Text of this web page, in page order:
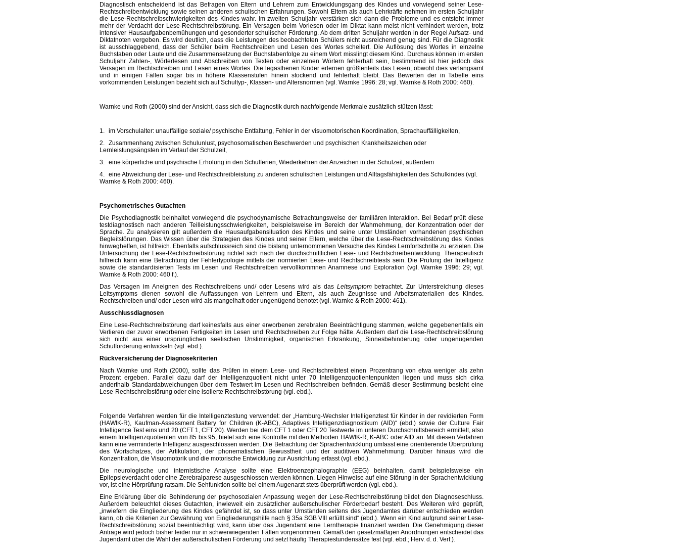
Diagnostisch entscheidend ist das Befragen von Eltern und Lehrern zum Entwicklungsgang des Kindes und vorwiegend seiner Lese-
Rechtschreibentwicklung sowie seinen anderen schulischen Erfahrungen. Sowohl Eltern als auch Lehrkräfte nehmen im ersten Schuljahr
die Lese-Rechtschreibschwierigkeiten des Kindes wahr. Im zweiten Schuljahr verstärken sich dann die Probleme und es entsteht immer
mehr der Verdacht der Lese-Rechtschreibstörung. Ein Versagen beim Vorlesen oder im Diktat kann meist nicht verhindert werden, trotz
intensiver Hausaufgabenbemühungen und gesonderter schulischer Förderung. Ab dem dritten Schuljahr werden in der Regel Aufsatz- und
Diktatnoten vergeben. Es wird deutlich, dass die Leistungen des beobachteten Schülers nicht ausreichend genug sind. Für die Diagnostik
ist ausschlaggebend, dass der Schüler beim Rechtschreiben und Lesen des Wortes scheitert. Die Auflösung des Wortes in einzelne
Buchstaben oder Laute und die Zusammensetzung der Buchstabenfolge zu einem Wort misslingt diesem Kind. Durchaus können im ersten
Schuljahr Zahlen-, Wörterlesen und Abschreiben von Texten oder einzelnen Wörtern fehlerhaft sein, bestimmend ist hier jedoch das
Versagen im Rechtschreiben und Lesen eines Wortes. Die legasthenen Kinder erlernen größtenteils das Lesen, obwohl dies verlangsamt
und in einigen Fällen sogar bis in höhere Klassenstufen hinein stockend und fehlerhaft bleibt. Das Bewerten der in Tabelle eins
vorkommenden Leistungen bezieht sich auf Schultyp-, Klassen- und Altersnormen (vgl. Warnke 1996: 28; vgl. Warnke & Roth 2000: 460).
Warnke und Roth (2000) sind der Ansicht, dass sich die Diagnostik durch nachfolgende Merkmale zusätzlich stützen lässt:
1.
im Vorschulalter: unauffällige soziale/ psychische Entfaltung, Fehler in der visuomotorischen Koordination, Sprachauffälligkeiten,
2.
Zusammenhang zwischen Schulunlust, psychosomatischen Beschwerden und psychischen Krankheitszeichen oder
Lernleistungsängsten im Verlauf der Schulzeit,
3.
eine körperliche und psychische Erholung in den Schulferien, Wiederkehren der Anzeichen in der Schulzeit, außerdem
4.
eine Abweichung der Lese- und Rechtschreibleistung zu anderen schulischen Leistungen und Alltagsfähigkeiten des Schulkindes (vgl.
Warnke & Roth 2000: 460).
Psychometrisches Gutachten
Die Psychodiagnostik beinhaltet vorwiegend die psychodynamische Betrachtungsweise der familiären Interaktion. Bei Bedarf prüft diese
testdiagnostisch nach anderen Teilleistungsschwierigkeiten, beispielsweise im Bereich der Wahrnehmung, der Konzentration oder der
Sprache. Zu analysieren gilt außerdem die Hausaufgabensituation des Kindes und seine unter Umständen vorhandenen psychischen
Begleitstörungen. Das Wissen über die Strategien des Kindes und seiner Eltern, welche über die Lese-Rechtschreibstörung des Kindes
hinweghelfen, ist hilfreich. Ebenfalls aufschlussreich sind die bislang unternommenen Versuche des Kindes Lernfortschritte zu erzielen. Die
Untersuchung der Lese-Rechtschreibstörung richtet sich nach der durchschnittlichen Lese- und Rechtschreibentwicklung. Therapeutisch
hilfreich kann eine Betrachtung der Fehlertypologie mittels der normierten Lese- und Rechtschreibtests sein. Die Prüfung der Intelligenz
sowie die standardisierten Tests im Lesen und Rechtschreiben vervollkommnen Anamnese und Exploration (vgl. Warnke 1996: 29; vgl.
Warnke & Roth 2000: 460 f.).
Das Versagen im Aneignen des Rechtschreibens und/ oder Lesens wird als das Leitsymptombetrachtet. Zur Unterstreichung dieses
Leitsymptoms dienen sowohl die Auffassungen von Lehrern und Eltern, als auch Zeugnisse und Arbeitsmaterialien des Kindes.
Rechtschreiben und/ oder Lesen wird als mangelhaft oder ungenügend benotet (vgl. Warnke & Roth 2000: 461).
Ausschlussdiagnosen
Eine Lese-Rechtschreibstörung darf keinesfalls aus einer erworbenen zerebralen Beeinträchtigung stammen, welche gegebenenfalls ein
Verlieren der zuvor erworbenen Fertigkeiten im Lesen und Rechtschreiben zur Folge hätte. Außerdem darf die Lese-Rechtschreibstörung
sich nicht aus einer ursprünglichen seelischen Unstimmigkeit, organischen Erkrankung, Sinnesbehinderung oder ungenügenden
Schulförderung entwickeln (vgl. ebd.).
Rückversicherung der Diagnosekriterien
Nach Warnke und Roth (2000), sollte das Prüfen in einem Lese- und Rechtschreibtest einen Prozentrang von etwa weniger als zehn
Prozent ergeben. Parallel dazu darf der Intelligenzquotient nicht unter 70 Intelligenzquotientenpunkten liegen und muss sich cirka
anderthalb Standardabweichungen über dem Testwert im Lesen und Rechtschreiben befinden. Gemäß dieser Bestimmung besteht eine
Lese-Rechtschreibstörung oder eine isolierte Rechtschreibstörung (vgl. ebd.).
Folgende Verfahren werden für die Intelligenztestung verwendet: der „Hamburg-Wechsler Intelligenztest für Kinder in der revidierten Form
(HAWIK-R), Kaufman-Assessment Battery for Children (K-ABC), Adaptives Intelligenzdiagnostikum (AID)“ (ebd.) sowie der Culture Fair
Intelligence Test eins und 20 (CFT 1, CFT 20). Werden bei dem CFT 1 oder CFT 20 Testwerte im unteren Durchschnittsbereich ermittelt, also
einem Intelligenzquotienten von 85 bis 95, bietet sich eine Kontrolle mit den Methoden HAWIK-R, K-ABC oder AID an. Mit diesen Verfahren
kann eine verminderte Intelligenz ausgeschlossen werden. Die Betrachtung der Sprachentwicklung umfasst eine orientierende Überprüfung
des Wortschatzes, der Artikulation, der phonematischen Bewusstheit und der auditiven Wahrnehmung. Darüber hinaus wird die
Konzentration, die Visuomotorik und die motorische Entwicklung zur Ausrichtung erfasst (vgl. ebd.).
Die neurologische und internistische Analyse sollte eine Elektroenzephalographie (EEG) beinhalten, damit beispielsweise ein
Epilepsieverdacht oder eine Zerebralparese ausgeschlossen werden können. Liegen Hinweise auf eine Störung in der Sprachentwicklung
vor, ist eine Hörprüfung ratsam. Die Sehfunktion sollte bei einem Augenarzt stets überprüft werden (vgl. ebd.).
Eine Erklärung über die Behinderung der psychosozialen Anpassung wegen der Lese-Rechtschreibstörung bildet den Diagnoseschluss.
Außerdem beleuchtet dieses Gutachten, inwieweit ein zusätzlicher außerschulischer Förderbedarf besteht. Des Weiteren wird geprüft,
„inwiefern die Eingliederung des Kindes gefährdet ist, so dass unter Umständen seitens des Jugendamtes darüber entschieden werden
kann, ob die Kriterien zur Gewährung von Eingliederungshilfe nach § 35a SGB VIII erfüllt sind“ (ebd.). Wenn ein Kind aufgrund seiner Lese-
Rechtschreibstörung sozial beeinträchtigt wird, kann über das Jugendamt eine Lerntherapie finanziert werden. Die Genehmigung dieser
Anträge wird jedoch bisher leider nur in schwerwiegenden Fällen vorgenommen. Gemäß den gesetzmäßigen Anordnungen entscheidet das
Jugendamt über die Wahl der außerschulischen Förderung und setzt häufig Therapiestundensätze fest (vgl. ebd.; Herv. d. d. Verf.).